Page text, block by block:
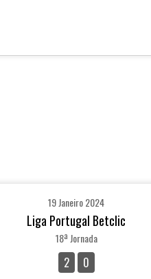
19 Janeiro 2024
Liga Portugal Betclic
18ª Jornada
2 0